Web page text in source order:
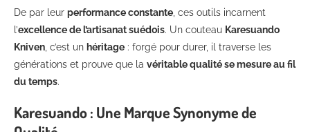
De par leur performance constante , ces outils incarnent
l’excellence de l’artisanat suédois. Un couteau Karesuando
Kniven , c’est un héritage : forgé pour durer, il traverse les
générations et prouve que la véritable qualité se mesure au fil
du temps.
Karesuando : Une Marque Synonyme de